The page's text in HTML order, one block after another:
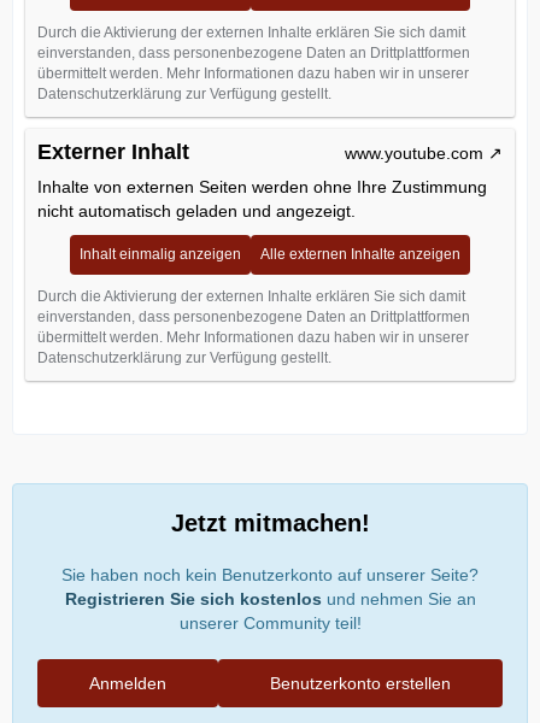
Durch die Aktivierung der externen Inhalte erklären Sie sich damit
einverstanden, dass personenbezogene Daten an Drittplattformen
übermittelt werden. Mehr Informationen dazu haben wir in unserer
Datenschutzerklärung zur Verfügung gestellt.
Externer Inhalt
www.youtube.com
Inhalte von externen Seiten werden ohne Ihre Zustimmung
nicht automatisch geladen und angezeigt.
Inhalt einmalig anzeigen Alle externen Inhalte anzeigen
Durch die Aktivierung der externen Inhalte erklären Sie sich damit
einverstanden, dass personenbezogene Daten an Drittplattformen
übermittelt werden. Mehr Informationen dazu haben wir in unserer
Datenschutzerklärung zur Verfügung gestellt.
Jetzt mitmachen!
Sie haben noch kein Benutzerkonto auf unserer Seite?
Registrieren Sie sich kostenlos und nehmen Sie an
unserer Community teil!
Benutzerkonto erstellen
Anmelden